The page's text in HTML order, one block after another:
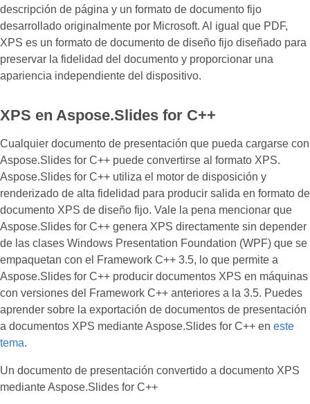
descripción de página y un formato de documento fijo
desarrollado originalmente por Microsoft. Al igual que PDF,
XPS es un formato de documento de diseño fijo diseñado para
preservar la fidelidad del documento y proporcionar una
apariencia independiente del dispositivo.
XPS en Aspose.Slides for C++
Cualquier documento de presentación que pueda cargarse con
Aspose.Slides for C++ puede convertirse al formato XPS.
Aspose.Slides for C++ utiliza el motor de disposición y
renderizado de alta fidelidad para producir salida en formato de
documento XPS de diseño fijo. Vale la pena mencionar que
Aspose.Slides for C++ genera XPS directamente sin depender
de las clases Windows Presentation Foundation (WPF) que se
empaquetan con el Framework C++ 3.5, lo que permite a
Aspose.Slides for C++ producir documentos XPS en máquinas
con versiones del Framework C++ anteriores a la 3.5. Puedes
aprender sobre la exportación de documentos de presentación
a documentos XPS mediante Aspose.Slides for C++ en este
tema.
Un documento de presentación convertido a documento XPS
mediante Aspose.Slides for C++